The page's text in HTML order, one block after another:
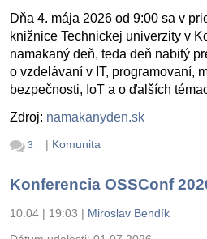
Dňa 4. mája 2026 od 9:00 sa v
knižnice Technickej univerzity v
namakaný deň, teda deň nabitý
o vzdelávaní v IT, programovaní,
bezpečnosti, IoT a o ďalších
Zdroj: namakanyden.sk
3 | Komunita
Konferencia OSSConf
10.04 | 19:03 | Miroslav Bendík